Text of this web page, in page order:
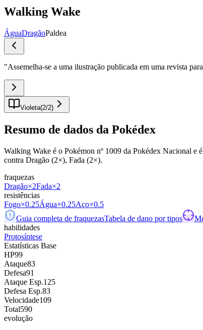
Walking Wake
ÁguaDragãoPaldea
"Assemelha-se a uma ilustração publicada em uma revista
Violeta(2/2)
Resumo de dados da Pokédex
Walking Wake é o Pokémon nº 1009 da Pokédex Nacional e
contra Dragão (2×), Fada (2×).
fraquezas
Dragão×2Fada×2
resistências
Fogo×0.25Água×0.25Aço×0.5
Guia completa de fraquezasTabela de dano por tipos
habilidades
Protosíntese
Estatísticas Base
HP99
Ataque83
Defesa91
Ataque Esp.125
Defesa Esp.83
Velocidade109
Total590
evolução